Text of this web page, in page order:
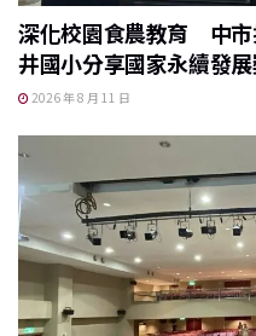
深化校園食農教育 中市
井國小分享國家永續發
2026 年 8 月 11 日